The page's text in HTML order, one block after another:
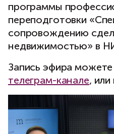
программы
переподготовки
сопровождению
недвижимостью» в
Запись эфира
телеграм-канале, или